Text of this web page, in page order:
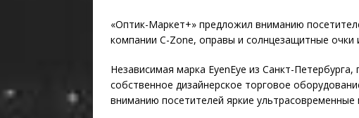
«Оптик-Маркет+» предложил вниманию
компании C-Zone, оправы и солнцезащитные очки
Независимая марка EyenEye из Санкт-
собственное дизайнерское торговое
вниманию посетителей яркие